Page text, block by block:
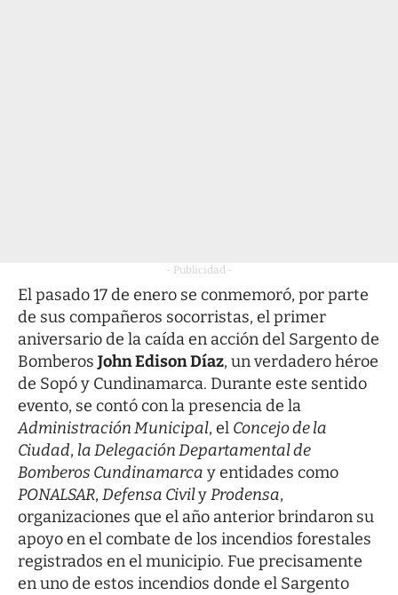
- Publicidad -
El pasado 17 de enero se conmemoró, por parte
de sus compañeros socorristas, el primer
aniversario de la caída en acción del Sargento de
Bomberos John Edison Díaz, un verdadero héroe
de Sopó y Cundinamarca. Durante este sentido
evento, se contó con la presencia de la
Administración Municipal, el Concejo de la
Ciudad, la Delegación Departamental de
Bomberos Cundinamarca y entidades como
PONALSAR, Defensa CivilyProdensa,
organizaciones que el año anterior brindaron su
apoyo en el combate de los incendios forestales
registrados en el municipio. Fue precisamente
en uno de estos incendios donde el Sargento